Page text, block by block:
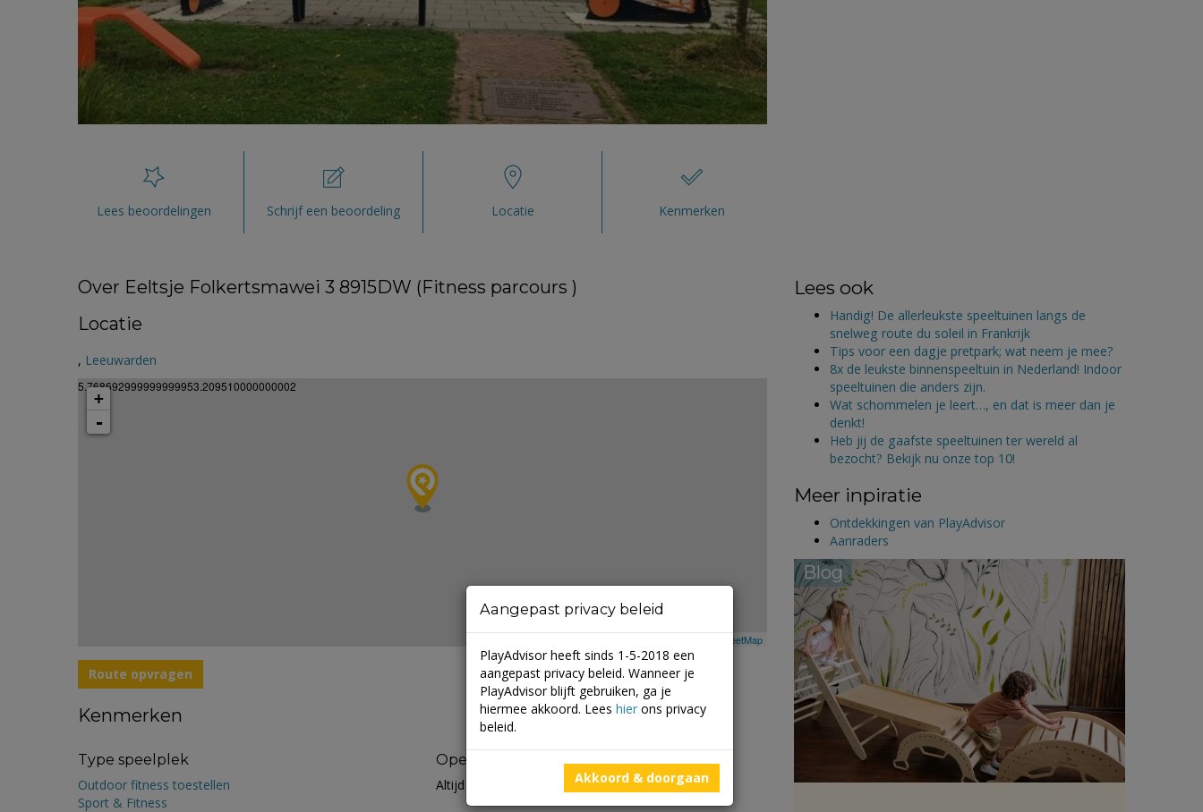
Lees beoordelingen Schrijf een beoordeling Locatie Kenmerken
Over Eeltsje Folkertsmawei 3 8915DW (Fitness parcours )
Locatie
, Leeuwarden
5.768692999999999953.209510000000002
+
-
OpenStreetMap
Route opvragen
Kenmerken
Type speelplek
Outdoor fitness toestellen
Sport & Fitness
Openingstijden
Altijd open
Lees ook
Handig! De allerleukste speeltuinen langs de
snelweg route du soleil in Frankrijk
Tips voor een dagje pretpark; wat neem je mee?
8x de leukste binnenspeeltuin in Nederland! Indoor
speeltuinen die anders zijn.
Wat schommelen je leert…, en dat is meer dan je
denkt!
Heb jij de gaafste speeltuinen ter wereld al
bezocht? Bekijk nu onze top 10!
Meer inpiratie
Ontdekkingen van PlayAdvisor
Aanraders
Blog
Aangepast privacy beleid
PlayAdvisor heeft sinds 1-5-2018 een
aangepast privacy beleid. Wanneer je
PlayAdvisor blijft gebruiken, ga je
hiermee akkoord. Lees hier ons privacy
beleid.
Akkoord & doorgaan